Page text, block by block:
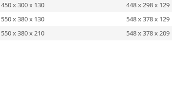
450 x 300 x 130 448 x 298 x 129
550 x 380 x 130 548 x 378 x 129
550 x 380 x 210 548 x 378 x 209